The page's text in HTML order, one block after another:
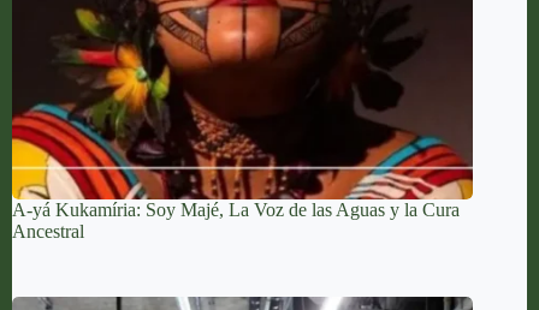
A-yá Kukamíria: Soy Majé, La Voz de las Aguas y la Cura
Ancestral